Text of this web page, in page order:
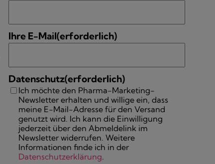
Ihre E-Mail(erforderlich)
Datenschutz(erforderlich)
Ich möchte den Pharma-Marketing-
Newsletter erhalten und willige ein, dass
meine E-Mail-Adresse für den Versand
genutzt wird. Ich kann die Einwilligung
jederzeit über den Abmeldelink im
Newsletter widerrufen. Weitere
Informationen finde ich in der
Datenschutzerklärung.